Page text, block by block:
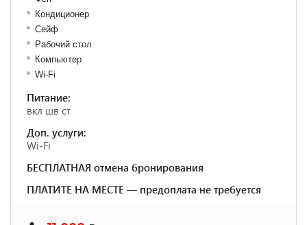
Кондиционер
Сейф
Рабочий стол
Компьютер
Wi-Fi
Питание:
вкл шв ст
Доп. услуги:
Wi-Fi
БЕСПЛАТНАЯ отмена бронирования
ПЛАТИТЕ НА МЕСТЕ — предоплата не требуется